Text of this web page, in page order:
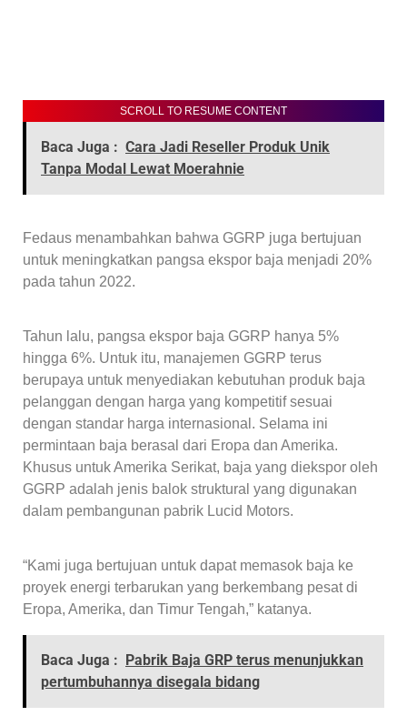
SCROLL TO RESUME CONTENT
Baca Juga : Cara Jadi Reseller Produk Unik
Tanpa Modal Lewat Moerahnie
Fedaus menambahkan bahwa GGRP juga bertujuan
untuk meningkatkan pangsa ekspor baja menjadi 20%
pada tahun 2022.
Tahun lalu, pangsa ekspor baja GGRP hanya 5%
hingga 6%. Untuk itu, manajemen GGRP terus
berupaya untuk menyediakan kebutuhan produk baja
pelanggan dengan harga yang kompetitif sesuai
dengan standar harga internasional. Selama ini
permintaan baja berasal dari Eropa dan Amerika.
Khusus untuk Amerika Serikat, baja yang diekspor oleh
GGRP adalah jenis balok struktural yang digunakan
dalam pembangunan pabrik Lucid Motors.
“Kami juga bertujuan untuk dapat memasok baja ke
proyek energi terbarukan yang berkembang pesat di
Eropa, Amerika, dan Timur Tengah,” katanya.
Baca Juga : Pabrik Baja GRP terus menunjukkan
pertumbuhannya disegala bidang